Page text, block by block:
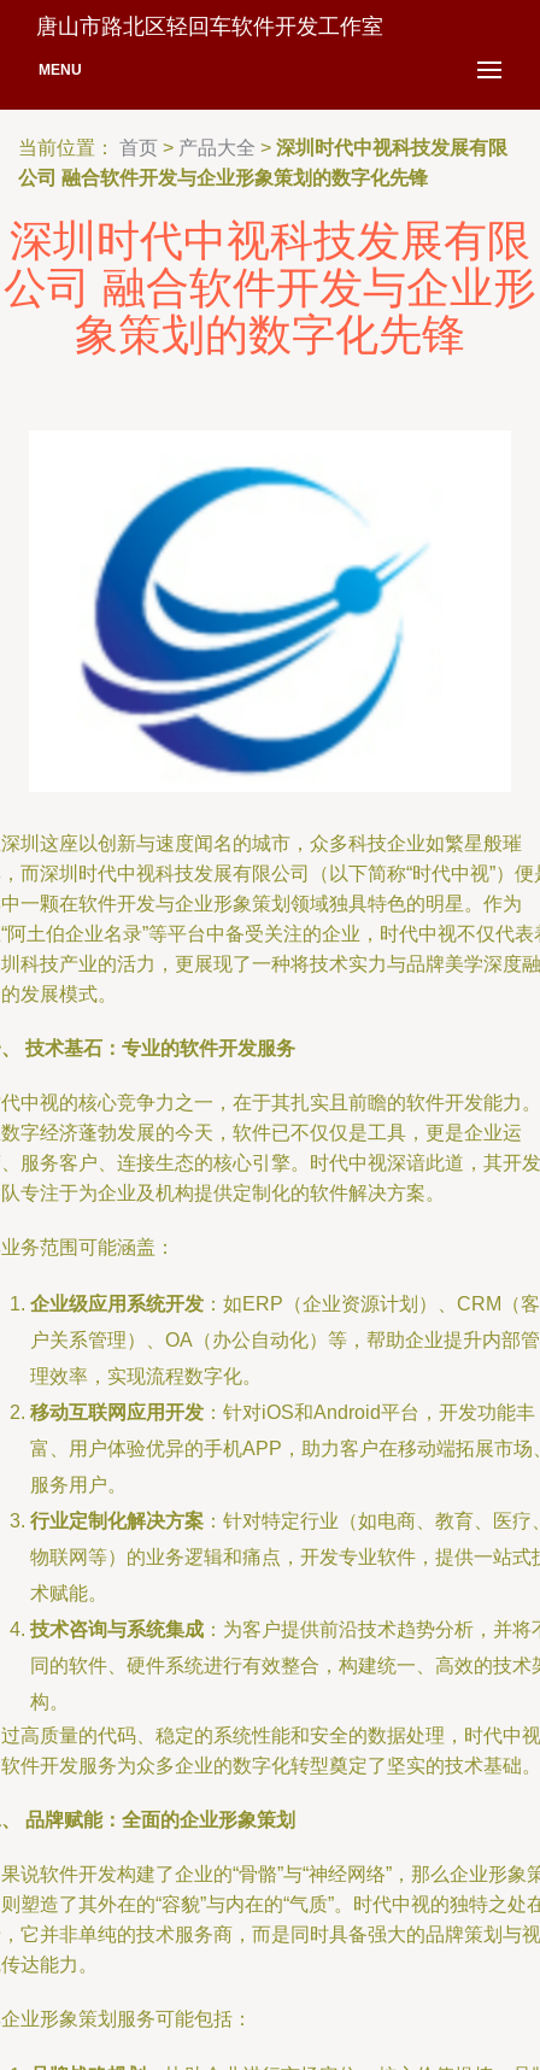
唐山市路北区轻回车软件开发工作室
MENU
当前位置： 首页 > 产品大全 > 深圳时代中视科技发展有限
公司 融合软件开发与企业形象策划的数字化先锋
深圳时代中视科技发展有限
公司 融合软件开发与企业形
象策划的数字化先锋
圳这座以创新与速度闻名的城市，众多科技企业如繁星般璀
而深圳时代中视科技发展有限公司（以下简称“时代中视”）便
一颗在软件开发与企业形象策划领域独具特色的明星。作为
阿土伯企业名录”等平台中备受关注的企业，时代中视不仅代表
科技产业的活力，更展现了一种将技术实力与品牌美学深度融
发展模式。
技术基石：专业的软件开发服务
中视的核心竞争力之一，在于其扎实且前瞻的软件开发能力。
字经济蓬勃发展的今天，软件已不仅仅是工具，更是企业运
服务客户、连接生态的核心引擎。时代中视深谙此道，其开发
专注于为企业及机构提供定制化的软件解决方案。
务范围可能涵盖：
企业级应用系统开发 ：如ERP（企业资源计划）、CRM（客
户关系管理）、OA（办公自动化）等，帮助企业提升内部管
理效率，实现流程数字化。
移动互联网应用开发 ：针对iOS和Android平台，开发功能丰
富、用户体验优异的手机APP，助力客户在移动端拓展市场
服务用户。
行业定制化解决方案 ：针对特定行业（如电商、教育、医疗
物联网等）的业务逻辑和痛点，开发专业软件，提供一站式
术赋能。
技术咨询与系统集成 ：为客户提供前沿技术趋势分析，并将
同的软件、硬件系统进行有效整合，构建统一、高效的技术
构。
高质量的代码、稳定的系统性能和安全的数据处理，时代中视
件开发服务为众多企业的数字化转型奠定了坚实的技术基础。
品牌赋能：全面的企业形象策划
说软件开发构建了企业的“骨骼”与“神经网络”，那么企业形象
塑造了其外在的“容貌”与内在的“气质”。时代中视的独特之处
它并非单纯的技术服务商，而是同时具备强大的品牌策划与视
达能力。
业形象策划服务可能包括：